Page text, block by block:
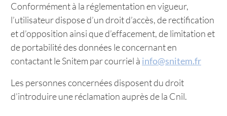
Conformément à la réglementation en vigueur,
l’utilisateur dispose d’un droit d’accès, de rectification
et d’opposition ainsi que d’effacement, de limitation et
de portabilité des données le concernant en
contactant le Snitem par courriel à info@snitem.fr
Les personnes concernées disposent du droit
d’introduire une réclamation auprès de la Cnil.